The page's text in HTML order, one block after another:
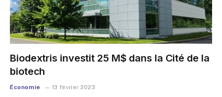
Biodextris investit 25 M$ dans la Cité de la
biotech
Économie 13 février 2023